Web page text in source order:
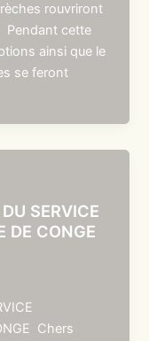
rouvriront
Pendant cette
ainsi que le
se feront
SERVICE
DE CONGE
Chers